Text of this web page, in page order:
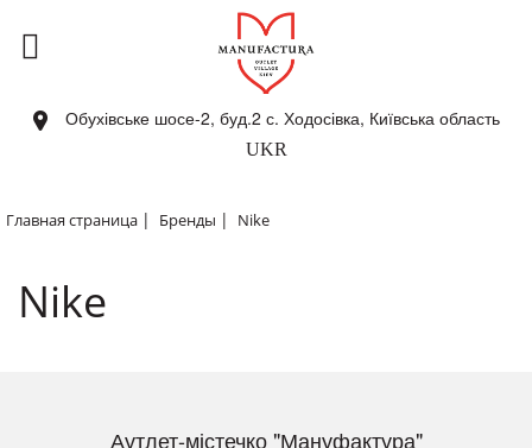
Обухівське шосе-2, буд.2 с. Ходосівка, Київська область
UKR
Главная страница | Бренды | Nike
Nike
Аутлет-містечко "Мануфактура"